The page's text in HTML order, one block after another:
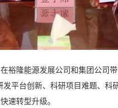
裕隆能源发展公司和集团公司
平台创新、科研项目难题、
速转型升级。